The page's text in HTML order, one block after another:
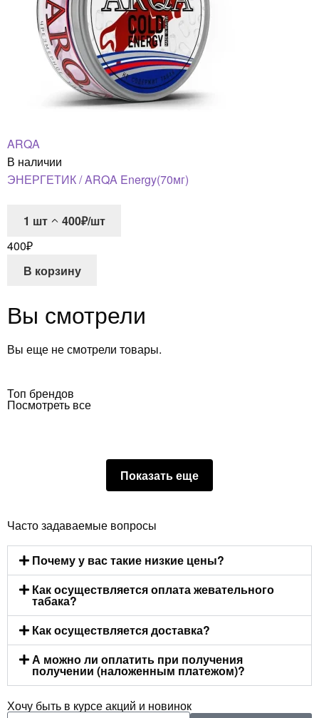
ARQA
В наличии
ЭНЕРГЕТИК / ARQA Energy(70мг)
1 шт
400₽/шт
400₽
В корзину
Вы смотрели
Вы еще не смотрели товары.
Топ брендов
Посмотреть все
Показать еще
Часто задаваемые вопросы
Почему у вас такие низкие цены?
Как осуществляется оплата жевательного
табака?
Как осуществляется доставка?
А можно ли оплатить при получения
получении (наложенным платежом)?
Хочу быть в курсе акций и новинок